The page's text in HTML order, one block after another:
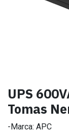
UPS
Tomas
-Marca: APC